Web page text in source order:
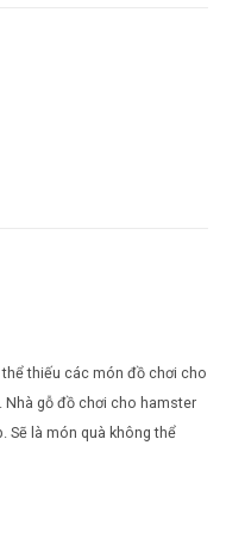
thiếu các món đồ chơi cho
Nhà gỗ đồ chơi cho hamster
Sẽ là món quà không thể